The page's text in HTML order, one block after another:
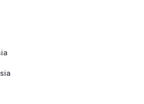
chọn được chuyến bay với
phù hợp cho hành trình của
hàng không hoặc các